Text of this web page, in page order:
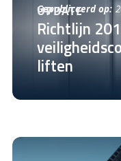
Gepubliceerd op:
UPDATE
Richtlijn
liften